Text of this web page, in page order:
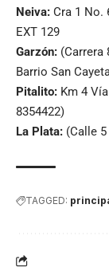
Neiva: Cra 1 No.
EXT 129
Garzón: (Carrera
Barrio San
Pitalito: Km 4
8354422)
La Plata: (Calle
TAGGED: